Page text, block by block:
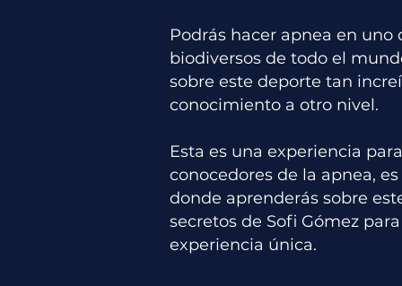
Podrás hacer apnea en uno
biodiversos de todo el
sobre este deporte tan
conocimiento a otro nivel.
Esta es una experiencia
conocedores de la apnea,
donde aprenderás sobre
secretos de Sofi Gómez
experiencia única.